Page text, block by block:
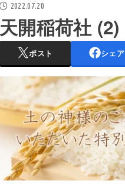
2022.07.20
天開稲荷社 (2)
ポスト シェア